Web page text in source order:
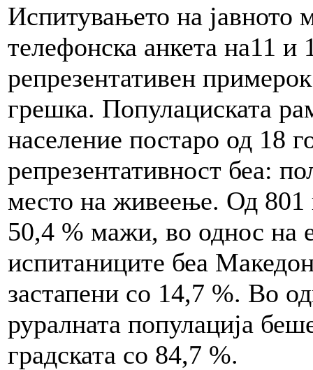
Испитувањето на јавното
телефонска анкета на11 и
репрезентативен
грешка. Популациската
население постаро од 18
репрезентативност беа:
место на живеење. Од 801
50,4 % мажи, во однос на
испитаниците беа
застапени со 14,7 %. Во
руралната популација
градската со 84,7 %.